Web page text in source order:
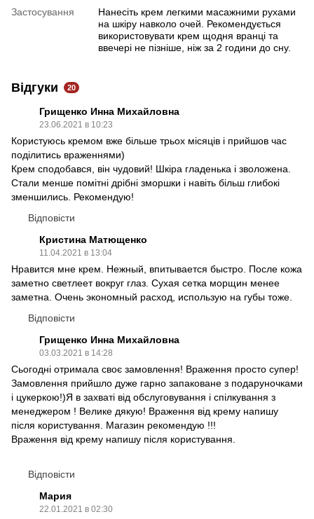
Застосування
Нанесіть крем легкими масажними рухами
на шкіру навколо очей. Рекомендується
використовувати крем щодня вранці та
ввечері не пізніше, ніж за 2 години до сну.
Відгуки 20
Грищенко Инна Михайловна
23.06.2021 в 10:23
Користуюсь кремом вже більше трьох місяців і прийшов час
поділитись враженнями)
Крем сподобався, він чудовий! Шкіра гладенька і зволожена.
Стали менше помітні дрібні зморшки і навіть більш глибокі
зменшились. Рекомендую!
Відповісти
Кристина Матющенко
11.04.2021 в 13:04
Нравится мне крем. Нежный, впитывается быстро. После кожа
заметно светлеет вокруг глаз. Сухая сетка морщин менее
заметна. Очень экономный расход, использую на губы тоже.
Відповісти
Грищенко Инна Михайловна
03.03.2021 в 14:28
Сьогодні отримала своє замовлення! Враження просто супер!
Замовлення прийшло дуже гарно запаковане з подаруночками
і цукеркою!)Я в захваті від обслуговування і спілкування з
менеджером ! Велике дякую! Враження від крему напишу
після користування. Магазин рекомендую !!!
Враження від крему напишу після користування.
Відповісти
Мария
22.01.2021 в 02:30